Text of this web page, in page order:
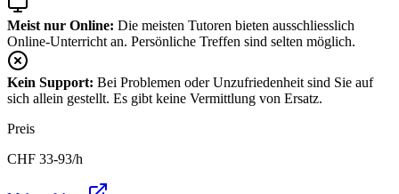
Meist nur Online: Die meisten Tutoren bieten ausschliesslich
Online-Unterricht an. Persönliche Treffen sind selten möglich.
Kein Support: Bei Problemen oder Unzufriedenheit sind Sie auf
sich allein gestellt. Es gibt keine Vermittlung von Ersatz.
Preis
CHF 33-93/h